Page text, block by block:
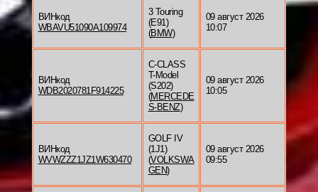
ВИНкод
WBAVU51090A109974
3 Touring
(E91)
(BMW)
09 август 2026
10:07
ВИНкод
WDB2020781F914225
C-CLASS
T-Model
(S202)
(MERCEDE
S-BENZ)
09 август 2026
10:05
ВИНкод
WVWZZZ1JZ1W630470
GOLF IV
(1J1)
(VOLKSWA
GEN)
09 август 2026
09:55